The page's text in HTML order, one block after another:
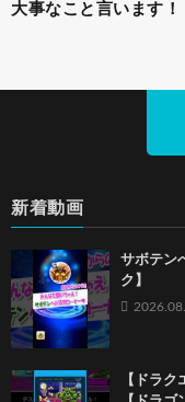
大事なこと言います！
新着動画
サボテン
ク】
【ドラ